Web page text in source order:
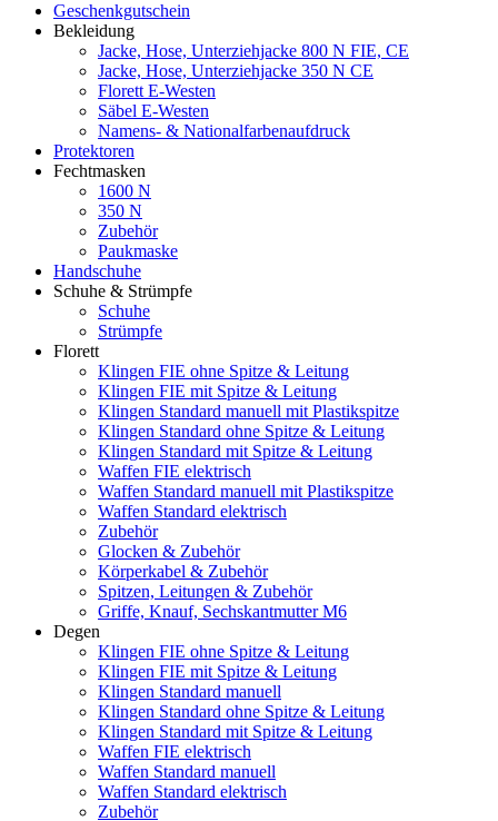
Geschenkgutschein
Bekleidung
Jacke, Hose, Unterziehjacke 800 N FIE, CE
Jacke, Hose, Unterziehjacke 350 N CE
Florett E-Westen
Säbel E-Westen
Namens- & Nationalfarbenaufdruck
Protektoren
Fechtmasken
1600 N
350 N
Zubehör
Paukmaske
Handschuhe
Schuhe & Strümpfe
Schuhe
Strümpfe
Florett
Klingen FIE ohne Spitze & Leitung
Klingen FIE mit Spitze & Leitung
Klingen Standard manuell mit Plastikspitze
Klingen Standard ohne Spitze & Leitung
Klingen Standard mit Spitze & Leitung
Waffen FIE elektrisch
Waffen Standard manuell mit Plastikspitze
Waffen Standard elektrisch
Zubehör
Glocken & Zubehör
Körperkabel & Zubehör
Spitzen, Leitungen & Zubehör
Griffe, Knauf, Sechskantmutter M6
Degen
Klingen FIE ohne Spitze & Leitung
Klingen FIE mit Spitze & Leitung
Klingen Standard manuell
Klingen Standard ohne Spitze & Leitung
Klingen Standard mit Spitze & Leitung
Waffen FIE elektrisch
Waffen Standard manuell
Waffen Standard elektrisch
Zubehör